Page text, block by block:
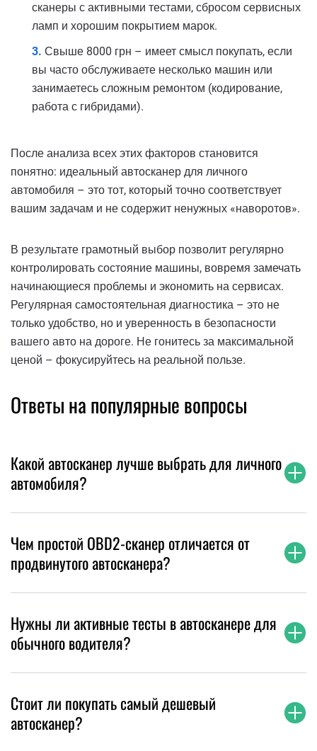
сканеры с активными тестами, сбросом сервисных
ламп и хорошим покрытием марок.
Свыше 8000 грн – имеет смысл покупать, если
вы часто обслуживаете несколько машин или
занимаетесь сложным ремонтом (кодирование,
работа с гибридами).
После анализа всех этих факторов становится
понятно: идеальный автосканер для личного
автомобиля – это тот, который точно соответствует
вашим задачам и не содержит ненужных «наворотов».
В результате грамотный выбор позволит регулярно
контролировать состояние машины, вовремя замечать
начинающиеся проблемы и экономить на сервисах.
Регулярная самостоятельная диагностика – это не
только удобство, но и уверенность в безопасности
вашего авто на дороге. Не гонитесь за максимальной
ценой – фокусируйтесь на реальной пользе.
Ответы на популярные вопросы
Какой автосканер лучше выбрать для личного
автомобиля?
Чем простой OBD2-сканер отличается от
продвинутого автосканера?
Нужны ли активные тесты в автосканере для
обычного водителя?
Стоит ли покупать самый дешевый
автосканер?